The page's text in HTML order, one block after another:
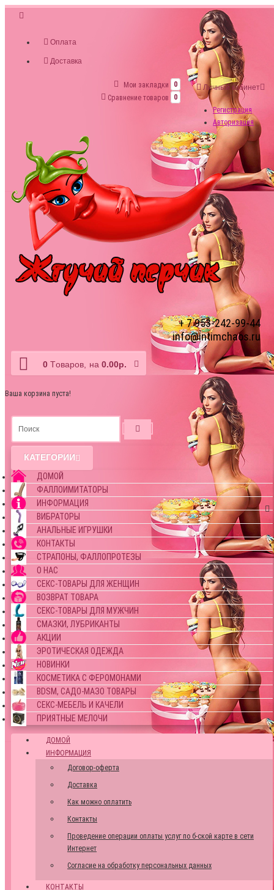
Оплата
Доставка
Личный кабинет
Регистрация
Авторизация
Мои закладки
0
Сравнение товаров
0
+ 7 953-242-99-44
info@intimchaos.ru
0 Tоваров, на 0.00р.
Ваша корзина пуста!
КАТЕГОРИИ
ДОМОЙ
ФАЛЛОИМИТАТОРЫ
ИНФОРМАЦИЯ
ВИБРАТОРЫ
АНАЛЬНЫЕ ИГРУШКИ
КОНТАКТЫ
СТРАПОНЫ, ФАЛЛОПРОТЕЗЫ
О НАС
СЕКС-ТОВАРЫ ДЛЯ ЖЕНЩИН
ВОЗВРАТ ТОВАРА
СЕКС-ТОВАРЫ ДЛЯ МУЖЧИН
СМАЗКИ, ЛУБРИКАНТЫ
АКЦИИ
ЭРОТИЧЕСКАЯ ОДЕЖДА
НОВИНКИ
КОСМЕТИКА С ФЕРОМОНАМИ
BDSM, САДО-МАЗО ТОВАРЫ
СЕКС-МЕБЕЛЬ И КАЧЕЛИ
ПРИЯТНЫЕ МЕЛОЧИ
ДОМОЙ
ИНФОРМАЦИЯ
Договор-оферта
Доставка
Как можно оплатить
Контакты
Проведение операции оплаты услуг по б-ской карте в сети
Интернет
Согласие на обработку персональных данных
КОНТАКТЫ